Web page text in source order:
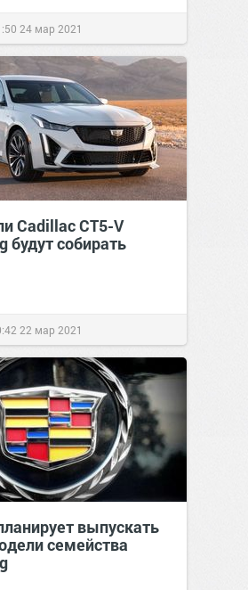
24 мар 2021
Cadillac CT5-V
будут собирать
22 мар 2021
выпускать
семейства